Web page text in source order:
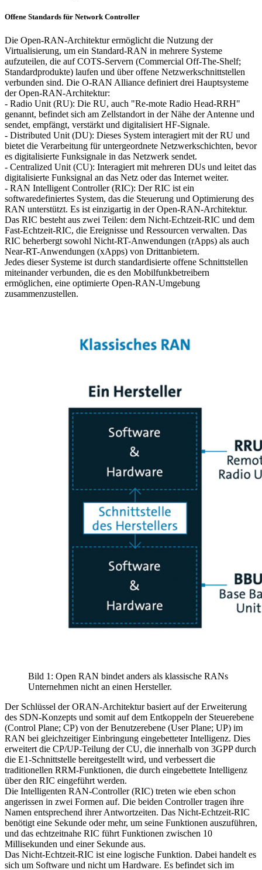
Offene Standards für Network Controller
Die Open-RAN-Architektur ermöglicht die Nutzung der
Virtualisierung, um ein Standard-RAN in mehrere Systeme
aufzuteilen, die auf COTS-Servern (Commercial Off-The-Shelf;
Standardprodukte) laufen und über offene Netzwerkschnittstellen
verbunden sind. Die O-RAN Alliance definiert drei Hauptsysteme
der Open-RAN-Architektur:
- Radio Unit (RU): Die RU, auch "Re-mote Radio Head-RRH"
genannt, befindet sich am Zellstandort in der Nähe der Antenne und
sendet, empfängt, verstärkt und digitalisiert HF-Signale.
- Distributed Unit (DU): Dieses System interagiert mit der RU und
bietet die Verarbeitung für untergeordnete Netzwerkschichten, bevor
es digitalisierte Funksignale in das Netzwerk sendet.
- Centralized Unit (CU): Interagiert mit mehreren DUs und leitet das
digitalisierte Funksignal an das Netz oder das Internet weiter.
- RAN Intelligent Controller (RIC): Der RIC ist ein
softwaredefiniertes System, das die Steuerung und Optimierung des
RAN unterstützt. Es ist einzigartig in der Open-RAN-Architektur.
Das RIC besteht aus zwei Teilen: dem Nicht-Echtzeit-RIC und dem
Fast-Echtzeit-RIC, die Ereignisse und Ressourcen verwalten. Das
RIC beherbergt sowohl Nicht-RT-Anwendungen (rApps) als auch
Near-RT-Anwendungen (xApps) von Drittanbietern.
Jedes dieser Systeme ist durch standardisierte offene Schnittstellen
miteinander verbunden, die es den Mobilfunkbetreibern
ermöglichen, eine optimierte Open-RAN-Umgebung
zusammenzustellen.
Bild 1: Open RAN bindet anders als klassische RANs
Unternehmen nicht an einen Hersteller.
Der Schlüssel der ORAN-Architektur basiert auf der Erweiterung
des SDN-Konzepts und somit auf dem Entkoppeln der Steuerebene
(Control Plane; CP) von der Benutzerebene (User Plane; UP) im
RAN bei gleichzeitiger Einbringung eingebetteter Intelligenz. Dies
erweitert die CP/UP-Teilung der CU, die innerhalb von 3GPP durch
die E1-Schnittstelle bereitgestellt wird, und verbessert die
traditionellen RRM-Funktionen, die durch eingebettete Intelligenz
über den RIC eingeführt werden.
Die Intelligenten RAN-Controller (RIC) treten wie eben schon
angerissen in zwei Formen auf. Die beiden Controller tragen ihre
Namen entsprechend ihrer Antwortzeiten. Das Nicht-Echtzeit-RIC
benötigt eine Sekunde oder mehr, um seine Funktionen auszuführen,
und das echtzeitnahe RIC führt Funktionen zwischen 10
Millisekunden und einer Sekunde aus.
Das Nicht-Echtzeit-RIC ist eine logische Funktion. Dabei handelt es
sich um Software und nicht um Hardware. Es befindet sich im